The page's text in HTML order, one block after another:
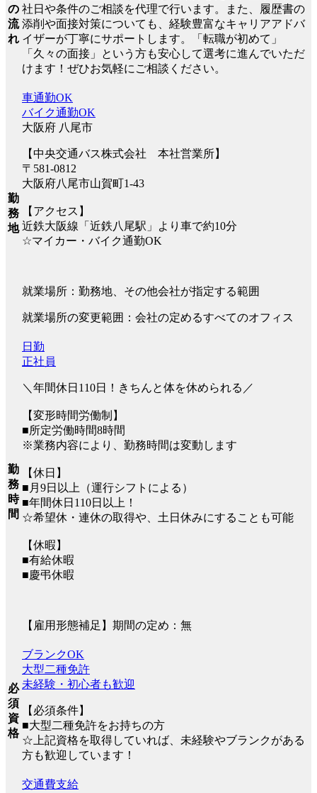
の
流
れ
社日や条件のご相談を代理で行います。また、履歴書の
添削や面接対策についても、経験豊富なキャリアアドバ
イザーが丁寧にサポートします。「転職が初めて」
「久々の面接」という方も安心して選考に進んでいただ
けます！ぜひお気軽にご相談ください。
勤
務
地
車通勤OK
バイク通勤OK
大阪府 八尾市
【中央交通バス株式会社 本社営業所】
〒581-0812
大阪府八尾市山賀町1-43
【アクセス】
近鉄大阪線「近鉄八尾駅」より車で約10分
☆マイカー・バイク通勤OK
就業場所：勤務地、その他会社が指定する範囲
就業場所の変更範囲：会社の定めるすべてのオフィス
勤
務
時
間
日勤
正社員
＼年間休日110日！きちんと体を休められる／
【変形時間労働制】
■所定労働時間8時間
※業務内容により、勤務時間は変動します
【休日】
■月9日以上（運行シフトによる）
■年間休日110日以上！
☆希望休・連休の取得や、土日休みにすることも可能
【休暇】
■有給休暇
■慶弔休暇
【雇用形態補足】期間の定め：無
必
須
資
格
ブランクOK
大型二種免許
未経験・初心者も歓迎
【必須条件】
■大型二種免許をお持ちの方
☆上記資格を取得していれば、未経験やブランクがある
方も歓迎しています！
交通費支給